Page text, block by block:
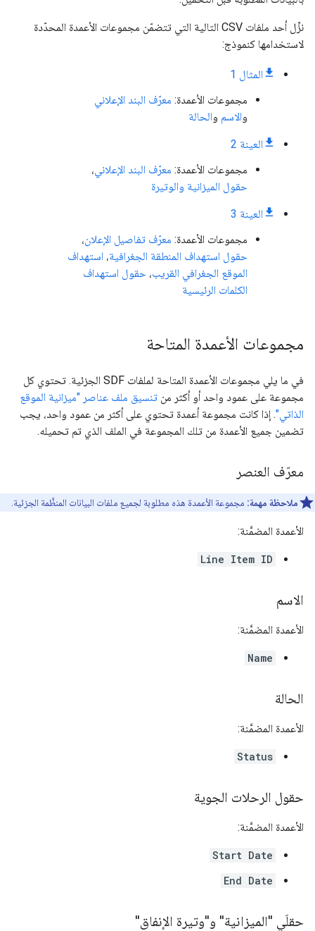
نزِّل أحد ملفات CSV التالية التي تتضمّن مجموعات الأعمدة المحدّدة
لاستخدامها كنموذج:
المثال 1
مجموعات الأعمدة: معرّف البند الإعلاني
والاسم والحالة
العينة 2
مجموعات الأعمدة: معرّف البند الإعلاني،
حقول الميزانية والوتيرة
العينة 3
مجموعات الأعمدة: معرّف تفاصيل الإعلان،
حقول استهداف المنطقة الجغرافية، استهداف
الموقع الجغرافي القريب، حقول استهداف
الكلمات الرئيسية
مجموعات الأعمدة المتاحة
في ما يلي مجموعات الأعمدة المتاحة لملفات SDF الجزئية. تحتوي كل
مجموعة على عمود واحد أو أكثر من تنسيق ملف عناصر "ميزانية الموقع
الذاتي". إذا كانت مجموعة أعمدة تحتوي على أكثر من عمود واحد، يجب
تضمين جميع الأعمدة من تلك المجموعة في الملف الذي تم تحميله.
معرّف العنصر
ملاحظة مهمة: مجموعة الأعمدة هذه مطلوبة لجميع ملفات البيانات المنظَّمة الجزئية.
الأعمدة المضمَّنة:
Line Item ID
الاسم
الأعمدة المضمَّنة:
Name
الحالة
الأعمدة المضمَّنة:
Status
حقول الرحلات الجوية
الأعمدة المضمَّنة:
Start Date
End Date
حقلَي "الميزانية" و"وتيرة الإنفاق"